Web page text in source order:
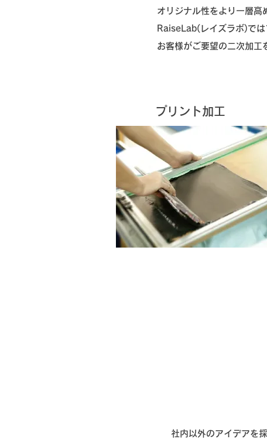
オリジナル性をより一層高
RaiseLab(レイズラボ)では
お客様がご要望の二次加工
プリント加工
社内以外のアイデアを